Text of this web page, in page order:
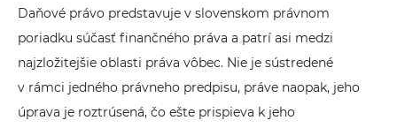
Daňové právo predstavuje v slovenskom právnom
poriadku súčasť finančného práva a patrí asi medzi
najzložitejšie oblasti práva vôbec. Nie je sústredené
v rámci jedného právneho predpisu, práve naopak, jeho
úprava je roztrúsená, čo ešte prispieva k jeho